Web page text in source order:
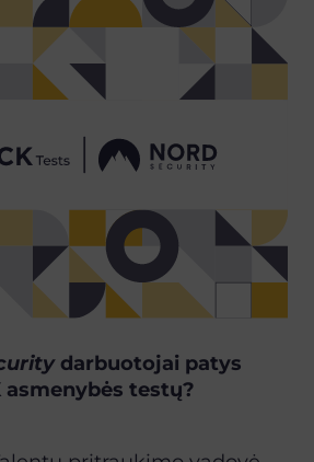
darbuotojai patys
asmenybės testų?